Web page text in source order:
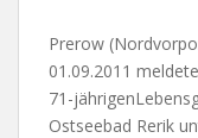
Prerow
01.09.2011
71-
Ostseebad Rerik